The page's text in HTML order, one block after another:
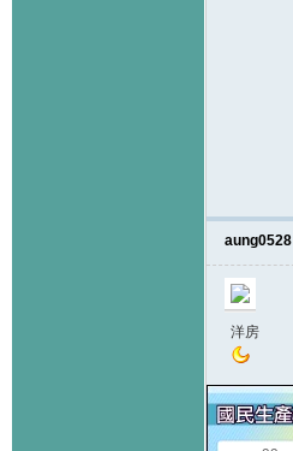
aung0528
洋房